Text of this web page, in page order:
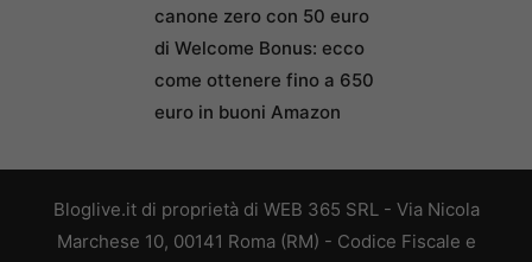
canone zero con 50 euro
di Welcome Bonus: ecco
come ottenere fino a 650
euro in buoni Amazon
Bloglive.it di proprietà di WEB 365 SRL - Via Nicola
Marchese 10, 00141 Roma (RM) - Codice Fiscale e